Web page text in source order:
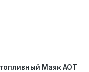
Маяк АОТ